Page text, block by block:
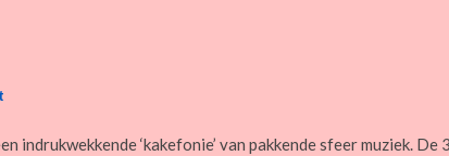
indrukwekkende ‘kakefonie’ van pakkende sfeer muziek. De